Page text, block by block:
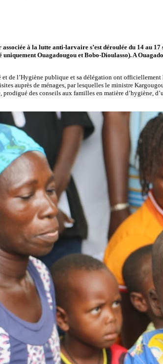
à la lutte anti-larvaire s’est déroulée du 14 au
Ouagadougou et Bobo-Dioulasso). A
de l’Hygiène publique et sa délégation ont
auprès de ménages, par lesquelles le ministre
des conseils aux familles en matière